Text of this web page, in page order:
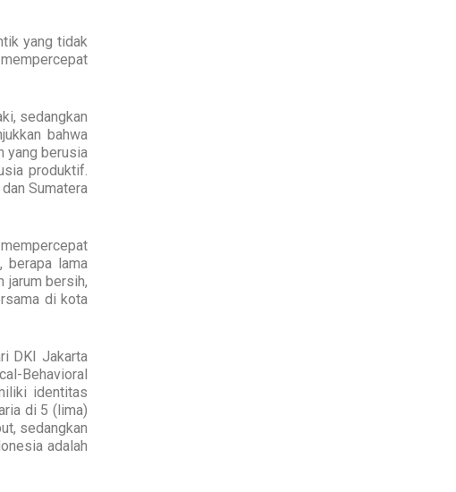
yang tidak
sedangkan
bahwa
yang berusia
produktif.
Sumatera
berapa lama
jarum bersih,
di kota
DKI Jakarta
Behavioral
identitas
di 5 (lima)
sedangkan
adalah